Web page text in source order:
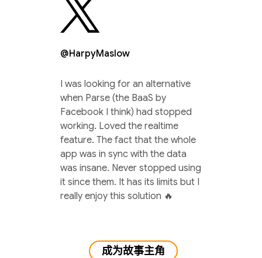
@HarpyMaslow
I was looking for an alternative
when Parse (the BaaS by
Facebook I think) had stopped
working. Loved the realtime
feature. The fact that the whole
app was in sync with the data
was insane. Never stopped using
it since them. It has its limits but I
really enjoy this solution 🔥
成为故事主角